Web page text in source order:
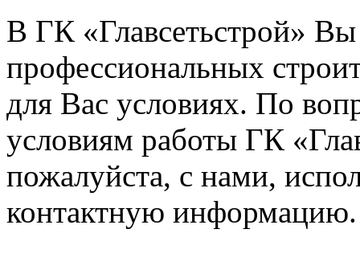
В ГК «Главсетьстрой» Вы
профессиональных
для Вас условиях. По
условиям работы ГК
пожалуйста, с нами,
контактную информацию.